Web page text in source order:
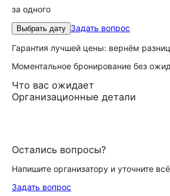
за одного
Выбрать дату Задать вопрос
Гарантия лучшей цены: вернём
Моментальное бронирование без
Что вас ожидает
Организационные детали
Остались вопросы?
Напишите организатору и уточните
Задать вопрос